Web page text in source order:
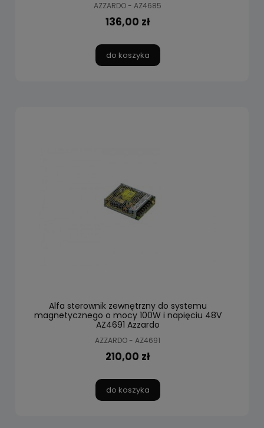
AZZARDO - AZ4685
136,00 zł
do koszyka
Alfa sterownik zewnętrzny do systemu
magnetycznego o mocy 100W i napięciu 48V
AZ4691 Azzardo
AZZARDO - AZ4691
210,00 zł
do koszyka